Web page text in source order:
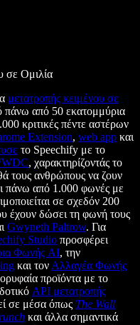
σε Ομιλία
μετατροπής κειμένου σε
πάνω από 50 εκατομμύρια
κριτικές πέντε αστέρων
Extension, web app και
το Speechify με το
, χαρακτηρίζοντάς το
τους ανθρώπους να ζουν
πάνω από 1.000 φωνές με
σε σχεδόν 200
έχουν δώσει τη φωνή τους
Gwyneth Paltrow. Για
Studio προσφέρει
Φωνής AI, την
και τον Αλλαγέα Φωνής
προϊόντα με το
API μετατροπής
σε μέσα όπως The Wall
και άλλα σημαντικά